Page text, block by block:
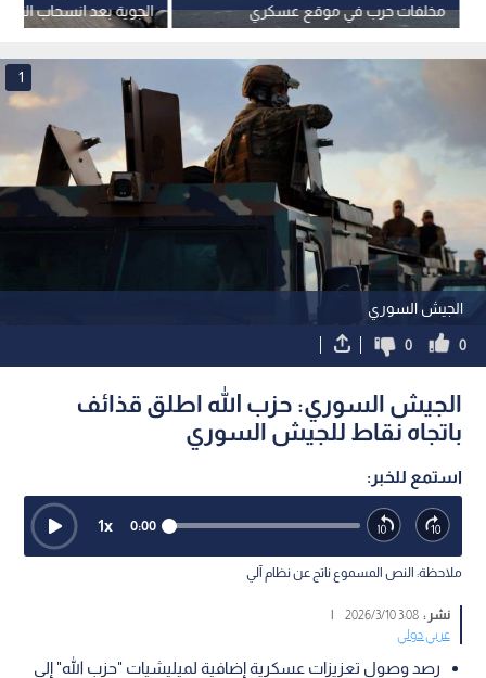
الجوية بعد انسحاب
مخلفات حرب في موقع عسكري
بمحافظة درعا
الجيش السوري
1
0
0
الجيش السوري: حزب الله اطلق قذائف
باتجاه نقاط للجيش السوري
استمع للخبر:
0:00
1x
ملاحظة: النص المسموع ناتج عن نظام آلي
نشر :3:08 2026/3/10
|
عربي دولي
رصد وصول تعزيزات عسكرية إضافية لميليشيات "حزب الله" إلى